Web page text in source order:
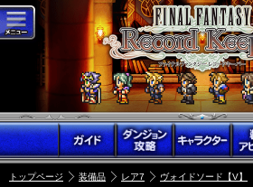
トップページ 装備品 レア7 ヴォイドソード【V】